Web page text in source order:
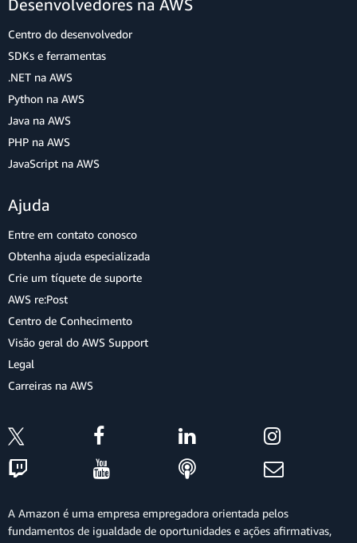
Desenvolvedores na AWS
Centro do desenvolvedor
SDKs e ferramentas
.NET na AWS
Python na AWS
Java na AWS
PHP na AWS
JavaScript na AWS
Ajuda
Entre em contato conosco
Obtenha ajuda especializada
Crie um tíquete de suporte
AWS re:Post
Centro de Conhecimento
Visão geral do AWS Support
Legal
Carreiras na AWS
A Amazon é uma empresa empregadora orientada pelos
fundamentos de igualdade de oportunidades e ações afirmativas,